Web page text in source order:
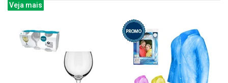
Veja mais